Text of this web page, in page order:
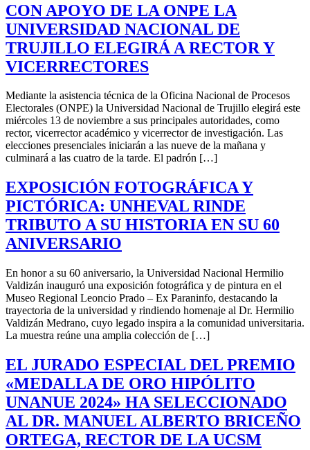
CON APOYO DE LA ONPE LA
UNIVERSIDAD NACIONAL DE
TRUJILLO ELEGIRÁ A RECTOR Y
VICERRECTORES
Mediante la asistencia técnica de la Oficina Nacional de Procesos
Electorales (ONPE) la Universidad Nacional de Trujillo elegirá este
miércoles 13 de noviembre a sus principales autoridades, como
rector, vicerrector académico y vicerrector de investigación. Las
elecciones presenciales iniciarán a las nueve de la mañana y
culminará a las cuatro de la tarde. El padrón […]
EXPOSICIÓN FOTOGRÁFICA Y
PICTÓRICA: UNHEVAL RINDE
TRIBUTO A SU HISTORIA EN SU 60
ANIVERSARIO
En honor a su 60 aniversario, la Universidad Nacional Hermilio
Valdizán inauguró una exposición fotográfica y de pintura en el
Museo Regional Leoncio Prado – Ex Paraninfo, destacando la
trayectoria de la universidad y rindiendo homenaje al Dr. Hermilio
Valdizán Medrano, cuyo legado inspira a la comunidad universitaria.
La muestra reúne una amplia colección de […]
EL JURADO ESPECIAL DEL PREMIO
«MEDALLA DE ORO HIPÓLITO
UNANUE 2024» HA SELECCIONADO
AL DR. MANUEL ALBERTO BRICEÑO
ORTEGA, RECTOR DE LA UCSM